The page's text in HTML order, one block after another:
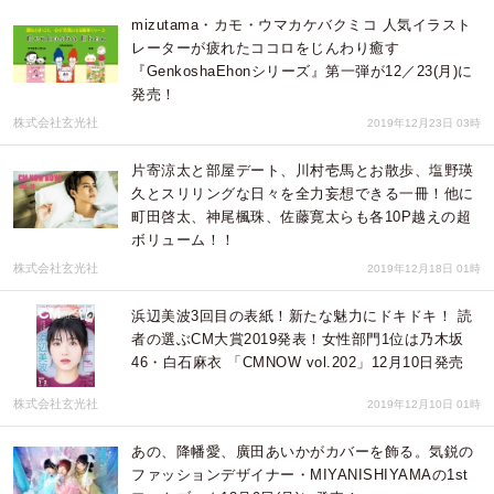
mizutama・カモ・ウマカケバクミコ 人気イラスト
レーターが疲れたココロをじんわり癒す
『GenkoshaEhonシリーズ』第一弾が12／23(月)に
発売！
株式会社玄光社 2019年12月23日 03時
片寄涼太と部屋デート、川村壱馬とお散歩、塩野瑛
久とスリリングな日々を全力妄想できる一冊！他に
町田啓太、神尾楓珠、佐藤寛太らも各10P越えの超
ボリューム！！
株式会社玄光社 2019年12月18日 01時
浜辺美波3回目の表紙！新たな魅力にドキドキ！ 読
者の選ぶCM大賞2019発表！女性部門1位は乃木坂
46・白石麻衣 「CMNOW vol.202」12月10日発売
株式会社玄光社 2019年12月10日 01時
あの、降幡愛、廣田あいかがカバーを飾る。気鋭の
ファッションデザイナー・MIYANISHIYAMAの1st